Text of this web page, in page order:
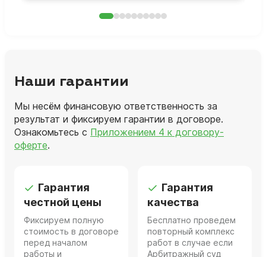
Наши гарантии
Мы несём финансовую ответственность за
результат и фиксируем гарантии в договоре.
Ознакомьтесь с Приложением 4 к договору-
оферте.
Гарантия
честной цены
Фиксируем полную
стоимость в договоре
перед началом
работы и
Гарантия
качества
Бесплатно проведем
повторный комплекс
работ в случае если
Арбитражный суд